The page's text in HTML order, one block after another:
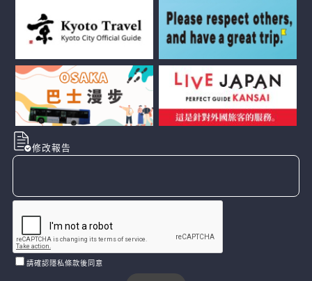
修改報告
請確認隱私條款後同意